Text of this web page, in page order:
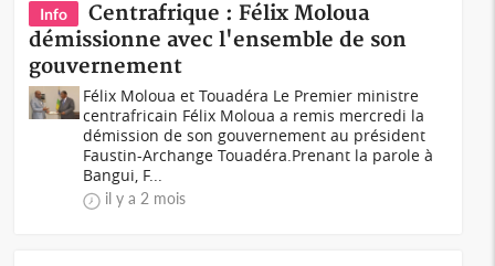
Info
Centrafrique : Félix Moloua
démissionne avec l'ensemble de son
gouvernement
Félix Moloua et Touadéra Le Premier ministre
centrafricain Félix Moloua a remis mercredi la
démission de son gouvernement au président
Faustin-Archange Touadéra.Prenant la parole à
Bangui, F...
il y a 2 mois